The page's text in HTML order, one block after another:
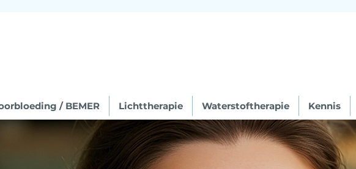
/ BEMER Lichttherapie Waterstoftherapie Kennis